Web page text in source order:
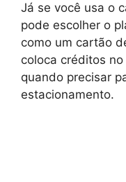
Já se você usa o
pode escolher o
como um cartão
coloca créditos
quando precisar
estacionamento.